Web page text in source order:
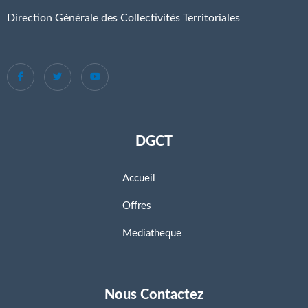
Direction Générale des Collectivités Territoriales
DGCT
Accueil
Offres
Mediatheque
Nous Contactez